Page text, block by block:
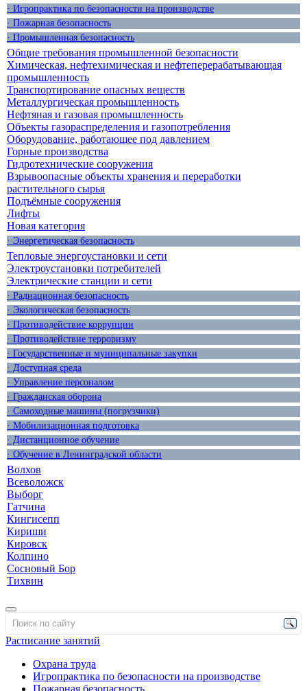
· Игропрактика по безопасности на производстве
· Пожарная безопасность
· Промышленная безопасность
Общие требования промышленной безопасности
Химическая, нефтехимическая и нефтеперерабатывающая
промышленность
Транспортирование опасных веществ
Металлургическая промышленность
Нефтяная и газовая промышленность
Объекты газораспределения и газопотребления
Оборудование, работающее под давлением
Горные производства
Гидротехнические сооружения
Взрывоопасные объекты хранения и переработки
растительного сырья
Подъёмные сооружения
Лифты
Новая категория
· Энергетическая безопасность
Тепловые энергоустановки и сети
Электроустановки потребителей
Электрические станции и сети
· Радиационная безопасность
· Экологическая безопасность
· Противодействие коррупции
· Противодействие терроризму
· Государственные и муниципальные закупки
· Доступная среда
· Управление персоналом
· Гражданская оборона
· Самоходные машины (погрузчики)
· Мобилизационная подготовка
· Дистанционное обучение
· Обучение в Ленинградской области
Волхов
Всеволожск
Выборг
Гатчина
Кингисепп
Кириши
Кировск
Колпино
Сосновый Бор
Тихвин
Расписание занятий
Охрана труда
Игропрактика по безопасности на производстве
Пожарная безопасность